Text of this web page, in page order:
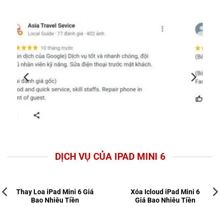
DỊCH VỤ CỦA IPAD MINI 6
Thay Loa iPad Mini 6 Giá
Bao Nhiêu Tiền
Xóa Icloud iPad Mini 6
Giá Bao Nhiêu Tiền